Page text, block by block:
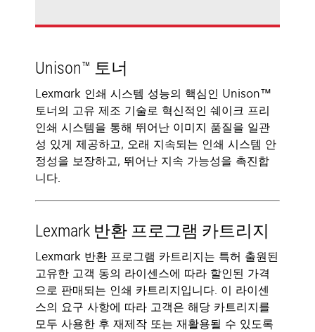
Unison™ 토너
Lexmark 인쇄 시스템 성능의 핵심인 Unison™
토너의 고유 제조 기술로 혁신적인 쉐이크 프리
인쇄 시스템을 통해 뛰어난 이미지 품질을 일관
성 있게 제공하고, 오래 지속되는 인쇄 시스템 안
정성을 보장하고, 뛰어난 지속 가능성을 촉진합
니다.
Lexmark 반환 프로그램 카트리지
Lexmark 반환 프로그램 카트리지는 특허 출원된
고유한 고객 동의 라이센스에 따라 할인된 가격
으로 판매되는 인쇄 카트리지입니다. 이 라이센
스의 요구 사항에 따라 고객은 해당 카트리지를
모두 사용한 후 재제작 또는 재활용될 수 있도록